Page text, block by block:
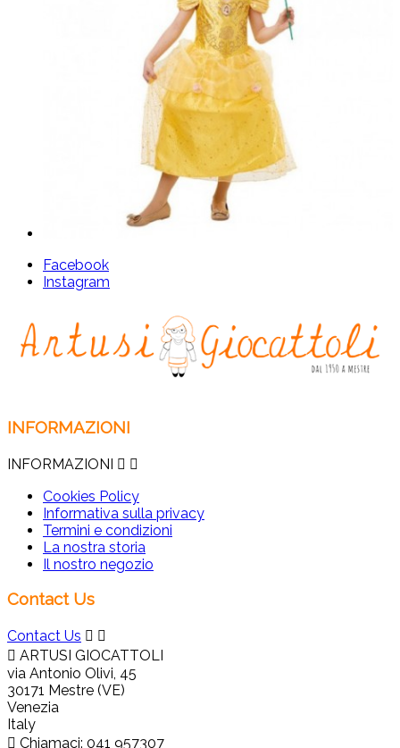
Facebook
Instagram
INFORMAZIONI
INFORMAZIONI  
Cookies Policy
Informativa sulla privacy
Termini e condizioni
La nostra storia
Il nostro negozio
Contact Us
Contact Us  
 ARTUSI GIOCATTOLI
via Antonio Olivi, 45
30171 Mestre (VE)
Venezia
Italy
 Chiamaci: 041 957307